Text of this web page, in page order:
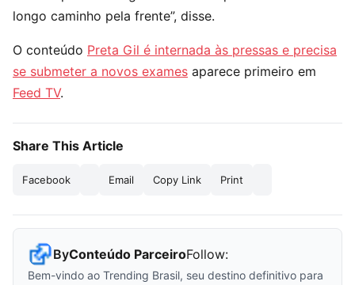
longo caminho pela frente”, disse.
O conteúdo Preta Gil é internada às pressas e precisa
se submeter a novos exames aparece primeiro em
Feed TV.
Share This Article
Facebook Email Copy Link Print
ByConteúdo ParceiroFollow:
Bem-vindo ao Trending Brasil, seu destino definitivo para